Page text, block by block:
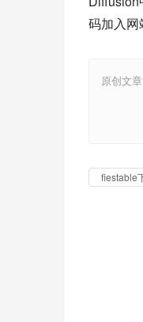
码加入网
原创文
fiestable